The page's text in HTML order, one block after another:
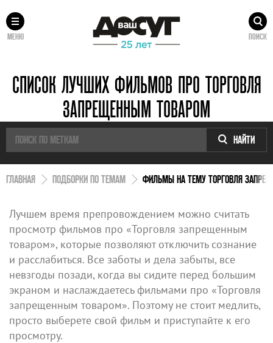
МЕНЮ ПОИСК
СПИСОК ЛУЧШИХ ФИЛЬМОВ ПРО ТОРГОВЛЯ
ЗАПРЕЩЕННЫМ ТОВАРОМ
НАЙТИ
ГЛАВНАЯ ПОДБОРКИ ПО ТЕМАМ ФИЛЬМЫ НА ТЕМУ ТОРГОВЛЯ
Лучшем время препровождением можно считать
просмотр фильмов про «Торговля запрещенным
товаром», которые позволяют отключить сознание
и расслабиться. Все заботы и дела забыты, все
невзгоды позади, когда вы сидите перед большим
экраном и наслаждаетесь фильмами про «Торговля
запрещенным товаром». Поэтому не стоит медлить,
просто выберете свой фильм и приступайте к его
просмотру.